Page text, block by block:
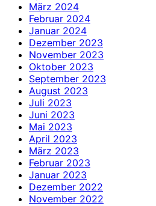
März 2024
Februar 2024
Januar 2024
Dezember 2023
November 2023
Oktober 2023
September 2023
August 2023
Juli 2023
Juni 2023
Mai 2023
April 2023
März 2023
Februar 2023
Januar 2023
Dezember 2022
November 2022